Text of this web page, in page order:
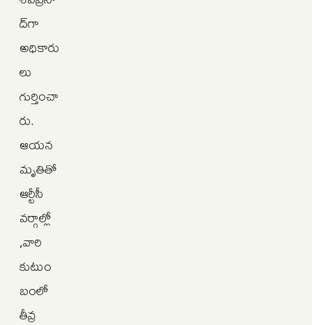
ద్‌గా
అధికారు
లు
గుర్తించా
రు.
ఆయన
మృతితో
ఆర్టీసీ
వర్గాల్లో
,వారి
కుటుం
బంలో
తీవ్ర